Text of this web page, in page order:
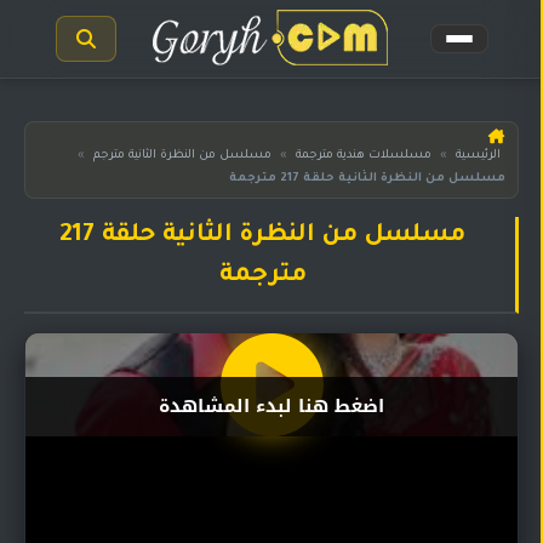
الرئيسية
مسلسلات
المترجمة
مدبلجة
الرئيسية » مسلسلات هندية مترجمة » مسلسل من النظرة الثانية مترجم
»
مسلسل من النظرة الثانية حلقة 217 مترجمة
مسلسل من النظرة الثانية حلقة 217
مترجمة
اضغط هنا لبدء المشاهدة